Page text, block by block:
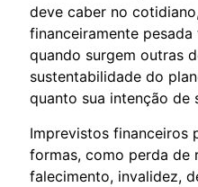
deve caber no
financeiramente
quando surgem outras
sustentabilidade do
quanto sua intenção de
Imprevistos financeiros
formas, como perda de
falecimento, invalidez,